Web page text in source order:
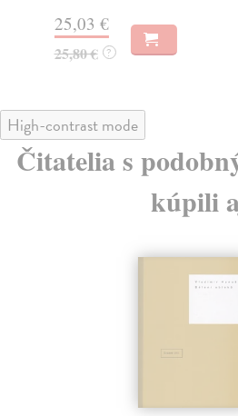
25,03 €
25,80 € ?
High-contrast mode
Čitatelia s
kúpili